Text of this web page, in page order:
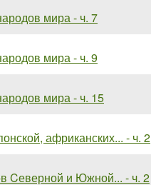
мира - ч. 7
мира - ч. 9
мира - ч. 15
африканских... - ч. 2
Cеверной и Южной... - ч. 2